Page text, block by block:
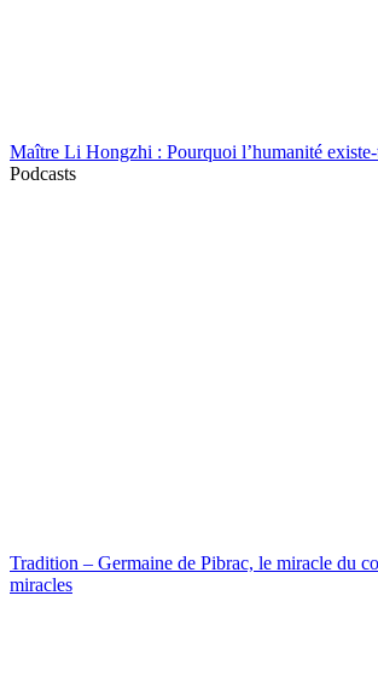
Maître Li Hongzhi : Pourquoi l’humanité
Podcasts
Tradition – Germaine de Pibrac, le miracle du
miracles